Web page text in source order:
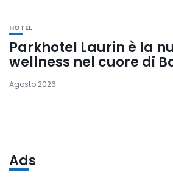
HOTEL
Parkhotel Laurin è la
wellness nel cuore di
Agosto 2026
Ads